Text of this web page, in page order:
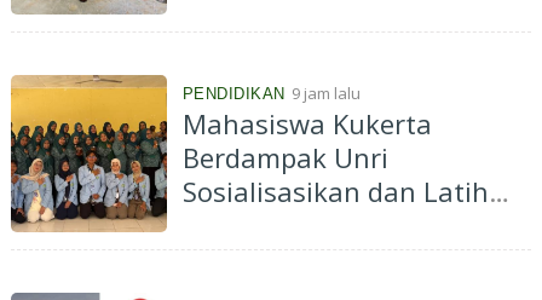
PENDIDIKAN 9 jam lalu
Mahasiswa Kukerta
Berdampak Unri
Sosialisasikan dan Latih
Cermin Membuat